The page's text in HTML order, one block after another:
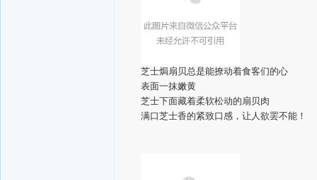
芝士焗扇贝总是能撩动着食客们的心
表面一抹嫩黄
芝士下面藏着柔软松动的扇贝肉
满口芝士香的紧致口感，让人欲罢不能！